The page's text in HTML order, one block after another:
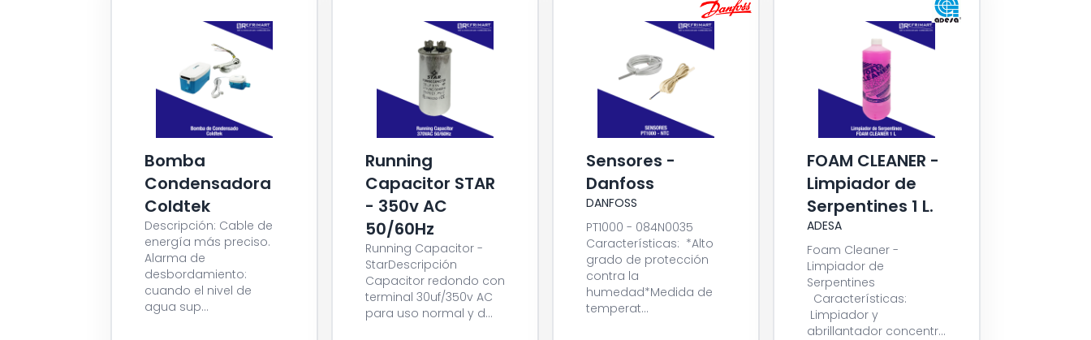
Bomba
Condensadora
Coldtek
Descripción: Cable de
energía más preciso.
Alarma de
desbordamiento:
cuando el nivel de
agua sup...
Running
Capacitor STAR
- 350v AC
50/60Hz
Running Capacitor -
StarDescripción
Capacitor redondo con
terminal 30uf/350v AC
para uso normal y d...
Sensores -
Danfoss
DANFOSS
PT1000 - 084N0035
Características: *Alto
grado de protección
contra la
humedad*Medida de
temperat...
FOAM CLEANER -
Limpiador de
Serpentines 1 L.
ADESA
Foam Cleaner -
Limpiador de
Serpentines
Características:
Limpiador y
abrillantador concentr...